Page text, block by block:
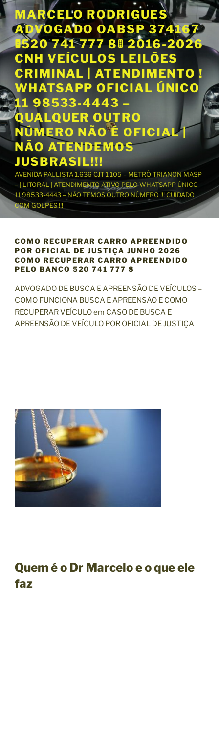
P
u
a
r
r
a
o
c
o
n
t
ú
d
MARCELO RODRIGUES
ADVOGADO OABSP 374167
🚦520 741 777 8🚦 2016-2026
CNH VEÍCULOS LEILÕES
CRIMINAL | ATENDIMENTO !
WHATSAPP OFICIAL ÚNICO
11 98533-4443 –
QUALQUER OUTRO
NÚMERO NÃO É OFICIAL |
NÃO ATENDEMOS
JUSBRASIL!!!
AVENIDA PAULISTA 1.636 CJT 1.105 – METRÔ TRIANON MASP
– | LITORAL | ATENDIMENTO ATIVO PELO WHATSAPP ÚNICO
11 98533-4443 – NÃO TEMOS OUTRO NÚMERO !!! CUIDADO
COM GOLPES !!!
COMO RECUPERAR CARRO APREENDIDO
POR OFICIAL DE JUSTIÇA JUNHO 2026
COMO RECUPERAR CARRO APREENDIDO
PELO BANCO 520 741 777 8
ADVOGADO DE BUSCA E APREENSÃO DE VEÍCULOS –
COMO FUNCIONA BUSCA E APREENSÃO E COMO
RECUPERAR VEÍCULO em CASO DE BUSCA E
APREENSÃO DE VEÍCULO POR OFICIAL DE JUSTIÇA
Quem é o Dr Marcelo e o que ele
faz